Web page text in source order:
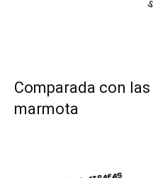
Comparada con
marmota